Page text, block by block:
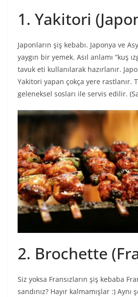
1. Yakitori
Japonların şiş kebabı. Japonya ve
yaygın bir yemek. Asıl anlamı “kuş
tavuk eti kullanılarak hazırlanır.
Yakitori yapan çokça yere rastlanır.
geleneksel sosları ile servis edilir.
2. Brochette
Siz yoksa Fransızların şiş kebaba
sandınız? Hayır kalmamışlar :) Aynı